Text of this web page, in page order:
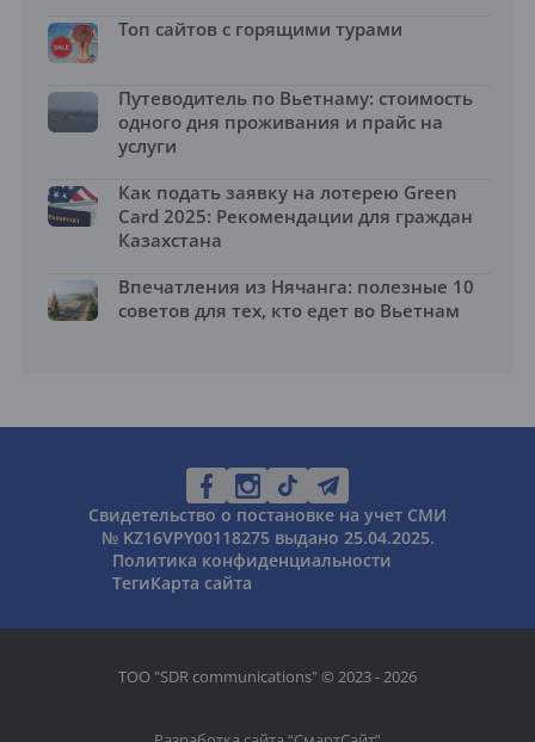
Топ сайтов с горящими турами
Путеводитель по Вьетнаму: стоимость
одного дня проживания и прайс на
услуги
Как подать заявку на лотерею Green
Card 2025: Рекомендации для граждан
Казахстана
Впечатления из Нячанга: полезные 10
советов для тех, кто едет во Вьетнам
Свидетельство о постановке на учет СМИ
№ KZ16VPY00118275 выдано 25.04.2025.
Политика конфиденциальности
ТегиКарта сайта
ТОО "SDR communications" © 2023 - 2026